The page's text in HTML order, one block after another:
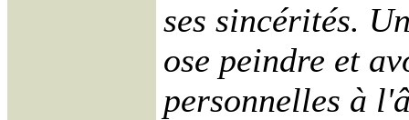
ses sincérités.
ose peindre et
personnelles à